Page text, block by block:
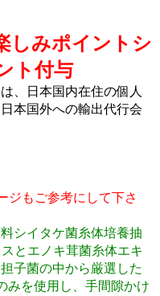
しみポイントシ
ト付与
、日本国内在住の個人
本国外への輸出代行会
ジもご参考にして下さ
シイタケ菌糸体培養抽
とエノキ茸菌糸体エキ
子菌の中から厳選した
みを使用し、手間隙かけ